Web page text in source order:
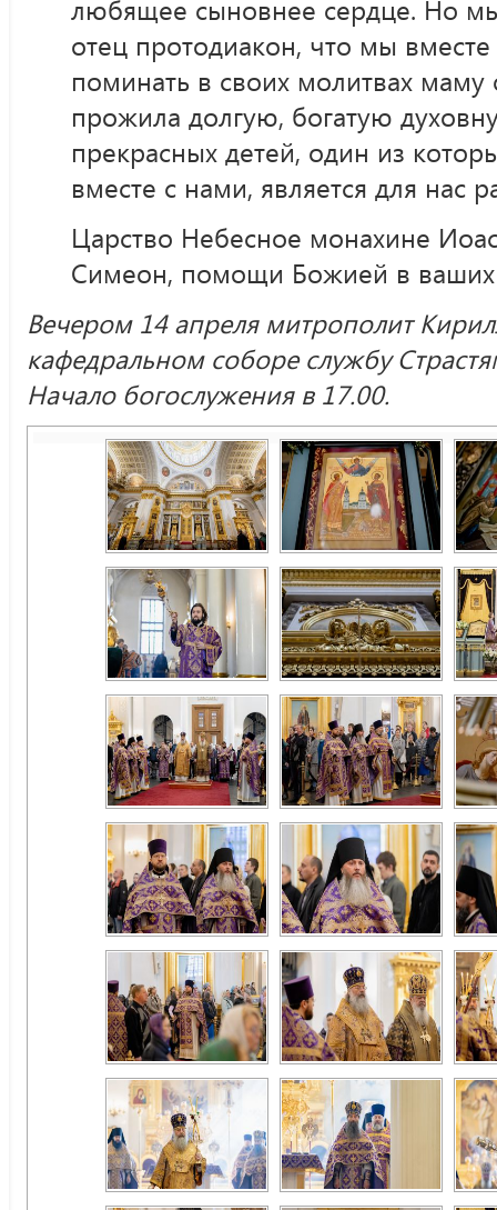
любящее сыновнее сердце. Но мы
отец протодиакон, что мы
поминать в своих молитвах
прожила долгую, богатую
прекрасных детей, один из
вместе с нами, является для нас
Царство Небесное монахине
Симеон, помощи Божией в ваших
Вечером 14 апреля митрополит
кафедральном соборе службу
Начало богослужения в 17.00.